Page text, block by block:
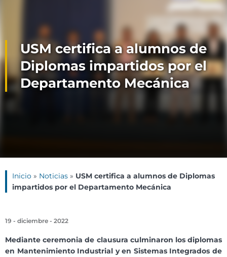
USM certifica a alumnos de
Diplomas impartidos por el
Departamento Mecánica
Inicio » Noticias » USM certifica a alumnos de Diplomas
impartidos por el Departamento Mecánica
19 - diciembre - 2022
Mediante ceremonia de clausura culminaron los diplomas
en Mantenimiento Industrial y en Sistemas Integrados de